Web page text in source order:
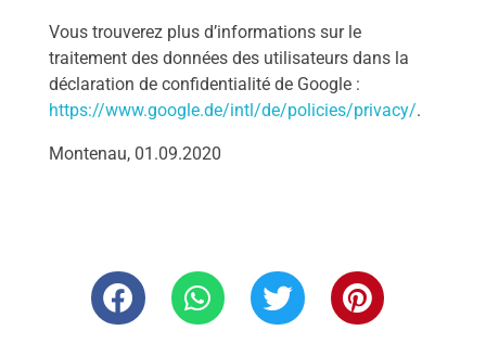
Vous trouverez plus d’informations sur le
traitement des données des utilisateurs dans la
déclaration de confidentialité de Google :
https://www.google.de/intl/de/policies/privacy/.
Montenau, 01.09.2020